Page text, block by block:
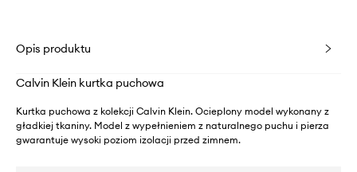
Opis produktu
Calvin Klein kurtka puchowa
Kurtka puchowa z kolekcji Calvin Klein. Ocieplony model wykonany z
gładkiej tkaniny. Model z wypełnieniem z naturalnego puchu i pierza
gwarantuje wysoki poziom izolacji przed zimnem.